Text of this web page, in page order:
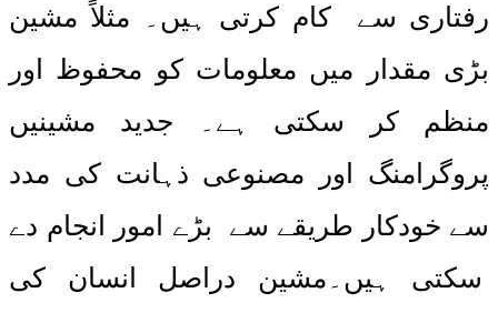
رفتاری سے کام کرتی ہیں۔ مثلاً مشین
بڑی مقدار میں معلومات کو محفوظ اور
منظم کر سکتی ہے۔ جدید مشینیں
پروگرامنگ اور مصنوعی ذہانت کی مدد
سے خودکار طریقے سے بڑے امور انجام دے
سکتی ہیں۔مشین دراصل انسان کی